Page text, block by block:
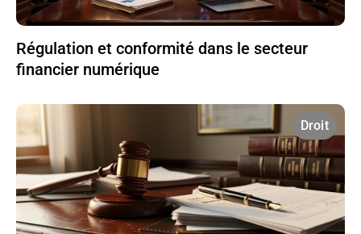
Régulation et conformité dans le secteur
financier numérique
Droit